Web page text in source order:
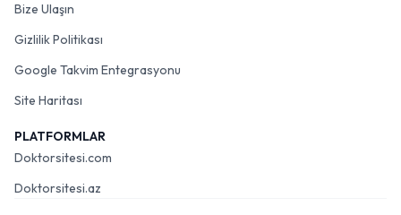
Bize Ulaşın
Gizlilik Politikası
Google Takvim Entegrasyonu
Site Haritası
PLATFORMLAR
Doktorsitesi.com
Doktorsitesi.az